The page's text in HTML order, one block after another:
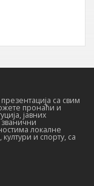
са свим
пронаћи и
јавних
званични
локалне
и спорту, са